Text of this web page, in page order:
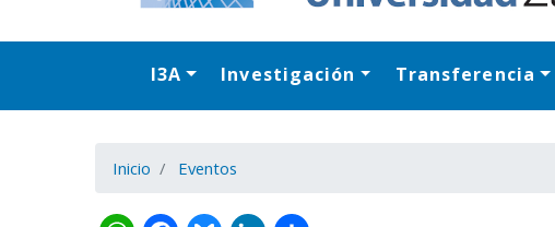
I3A Investigación Transferencia
Inicio Eventos